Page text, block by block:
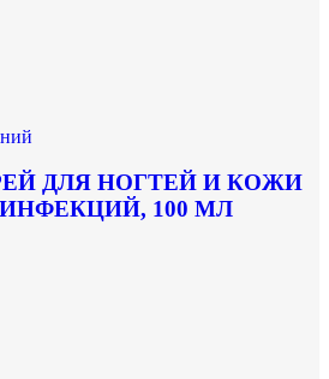
ДЛЯ НОГТЕЙ И КОЖИ
100 МЛ